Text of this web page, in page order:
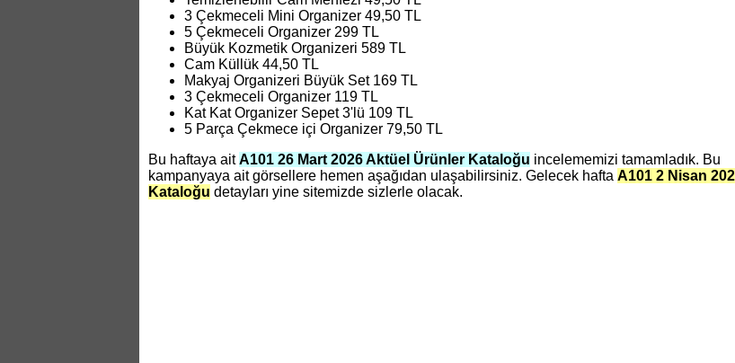
3 Çekmeceli Mini Organizer 49,50 TL
5 Çekmeceli Organizer 299 TL
Büyük Kozmetik Organizeri 589 TL
Cam Küllük 44,50 TL
Makyaj Organizeri Büyük Set 169 TL
3 Çekmeceli Organizer 119 TL
Kat Kat Organizer Sepet 3'lü 109 TL
5 Parça Çekmece içi Organizer 79,50 TL
Bu haftaya aitA101 26 Mart 2026 Aktüel Ürünler Kataloğu incelememizi tamamladık. Bu
kampanyaya ait görsellere hemen aşağıdan ulaşabilirsiniz. Gelecek hafta A101 2 Nisan
Kataloğu detayları yine sitemizde sizlerle olacak.